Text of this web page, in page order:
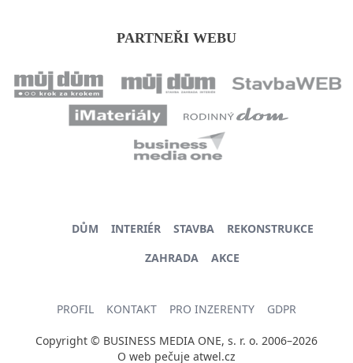
PARTNEŘI WEBU
DŮM INTERIÉR STAVBA
REKONSTRUKCE
ZAHRADA
AKCE
PROFIL KONTAKT PRO INZERENTY GDPR
Copyright © BUSINESS MEDIA ONE, s. r. o. 2006–2026